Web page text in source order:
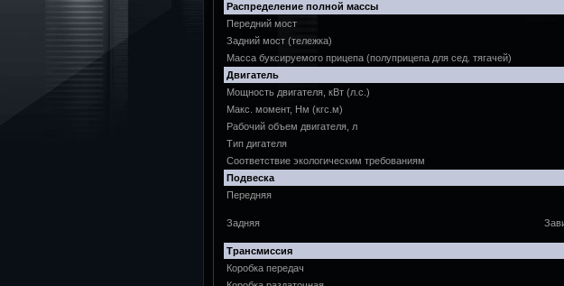
Распределение полной массы
Передний мост
Задний мост (тележка)
Масса буксируемого прицепа (полуприцепа для сед. тягачей)
Двигатель
Мощность двигателя, кВт (л.с.)
Макс. момент, Нм (кгс.м)
Рабочий объем двигателя, л
Тип дигателя
Соответствие экологическим требованиям
Подвеска
Передняя
Задняя
Трансмиссия
Коробка передач